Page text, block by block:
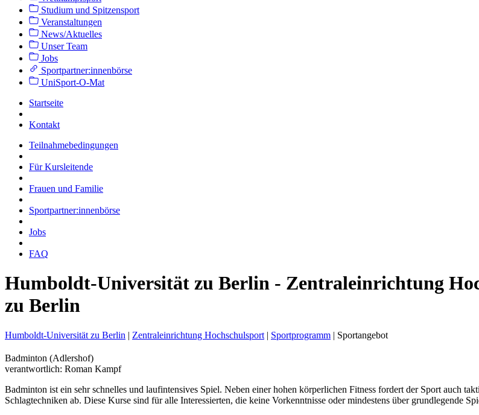
Studium und Spitzensport
Veranstaltungen
News/Aktuelles
Unser Team
Jobs
Sportpartner:innenbörse
UniSport-O-Mat
Startseite
Kontakt
Teilnahmebedingungen
Für Kursleitende
Frauen und Familie
Sportpartner:innenbörse
Jobs
FAQ
Humboldt-Universität zu Berlin - Zentraleinrichtung
zu Berlin
Humboldt-Universität zu Berlin | Zentraleinrichtung Hochschulsport | Sportprogramm | Sportangebot
Badminton (Adlershof)
verantwortlich: Roman Kampf
Badminton ist ein sehr schnelles und laufintensives Spiel. Neben einer hohen körperlichen Fitness fordert der Sport auch
Schlagtechniken ab. Diese Kurse sind für alle Interessierten, die keine Vorkenntnisse oder mindestens über grundlegende